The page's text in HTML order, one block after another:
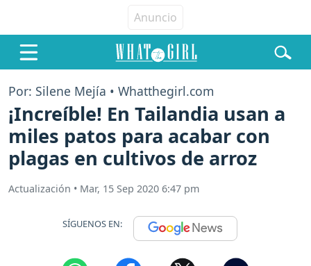
Por: Silene Mejía • Whatthegirl.com
¡Increíble! En Tailandia usan a
miles patos para acabar con
plagas en cultivos de arroz
Actualización • Mar, 15 Sep 2020 6:47 pm
SÍGUENOS EN: